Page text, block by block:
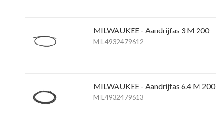
MILWAUKEE - Aandrijfas 3 M 200
MIL4932479612
MILWAUKEE - Aandrijfas 6.4 M 200
MIL4932479613